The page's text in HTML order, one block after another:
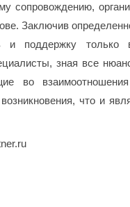
сопровождению,
Заключив
и поддержку только
зная все
во
что и